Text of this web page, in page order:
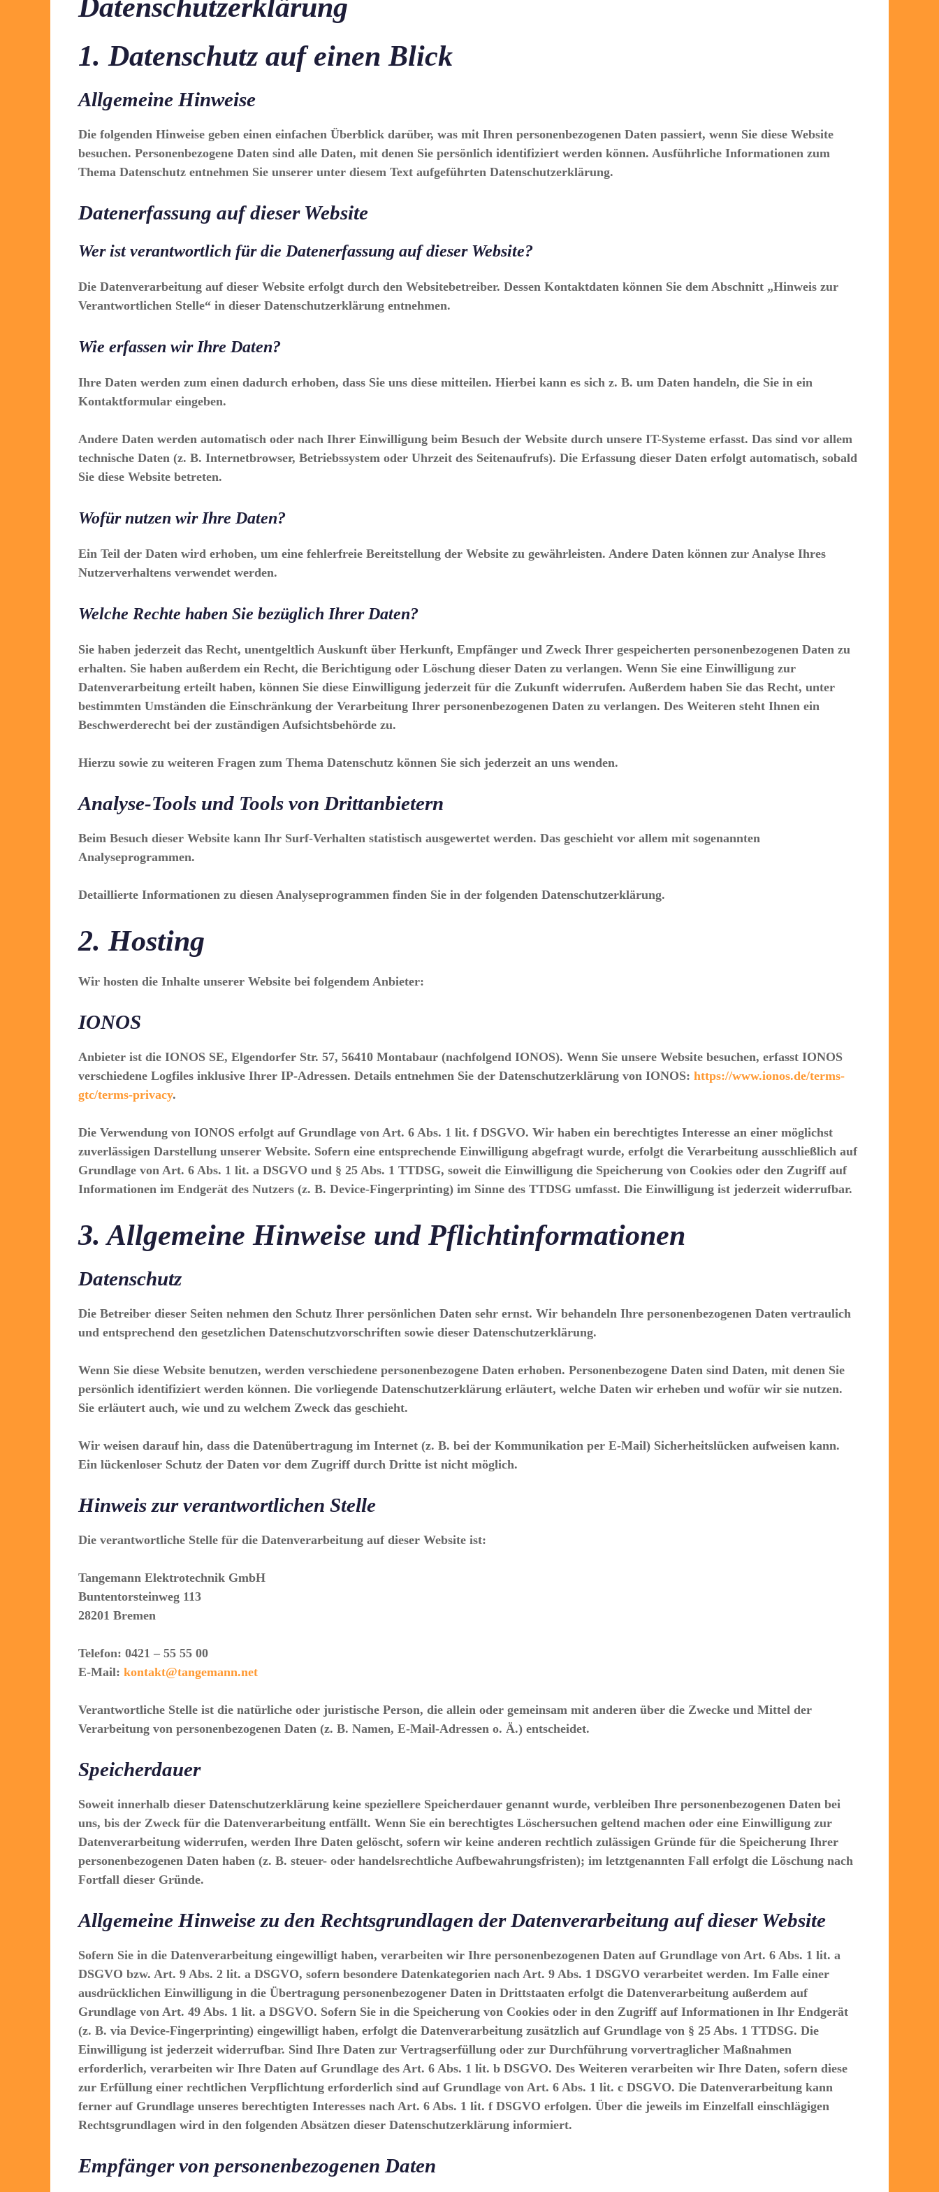
Datenschutz­erklärung
1. Datenschutz auf einen Blick
Allgemeine Hinweise
Die folgenden Hinweise geben einen einfachen Überblick darüber, was mit Ihren personenbezogenen Daten passiert, wenn Sie diese Website
besuchen. Personenbezogene Daten sind alle Daten, mit denen Sie persönlich identifiziert werden können. Ausführliche Informationen zum
Thema Datenschutz entnehmen Sie unserer unter diesem Text aufgeführten Datenschutzerklärung.
Datenerfassung auf dieser Website
Wer ist verantwortlich für die Datenerfassung auf dieser Website?
Die Datenverarbeitung auf dieser Website erfolgt durch den Websitebetreiber. Dessen Kontaktdaten können Sie dem Abschnitt „Hinweis zur
Verantwortlichen Stelle“ in dieser Datenschutzerklärung entnehmen.
Wie erfassen wir Ihre Daten?
Ihre Daten werden zum einen dadurch erhoben, dass Sie uns diese mitteilen. Hierbei kann es sich z. B. um Daten handeln, die Sie in ein
Kontaktformular eingeben.
Andere Daten werden automatisch oder nach Ihrer Einwilligung beim Besuch der Website durch unsere IT-Systeme erfasst. Das sind vor allem
technische Daten (z. B. Internetbrowser, Betriebssystem oder Uhrzeit des Seitenaufrufs). Die Erfassung dieser Daten erfolgt automatisch, sobald
Sie diese Website betreten.
Wofür nutzen wir Ihre Daten?
Ein Teil der Daten wird erhoben, um eine fehlerfreie Bereitstellung der Website zu gewährleisten. Andere Daten können zur Analyse Ihres
Nutzerverhaltens verwendet werden.
Welche Rechte haben Sie bezüglich Ihrer Daten?
Sie haben jederzeit das Recht, unentgeltlich Auskunft über Herkunft, Empfänger und Zweck Ihrer gespeicherten personenbezogenen Daten zu
erhalten. Sie haben außerdem ein Recht, die Berichtigung oder Löschung dieser Daten zu verlangen. Wenn Sie eine Einwilligung zur
Datenverarbeitung erteilt haben, können Sie diese Einwilligung jederzeit für die Zukunft widerrufen. Außerdem haben Sie das Recht, unter
bestimmten Umständen die Einschränkung der Verarbeitung Ihrer personenbezogenen Daten zu verlangen. Des Weiteren steht Ihnen ein
Beschwerderecht bei der zuständigen Aufsichtsbehörde zu.
Hierzu sowie zu weiteren Fragen zum Thema Datenschutz können Sie sich jederzeit an uns wenden.
Analyse-Tools und Tools von Dritt­anbietern
Beim Besuch dieser Website kann Ihr Surf-Verhalten statistisch ausgewertet werden. Das geschieht vor allem mit sogenannten
Analyseprogrammen.
Detaillierte Informationen zu diesen Analyseprogrammen finden Sie in der folgenden Datenschutzerklärung.
2. Hosting
Wir hosten die Inhalte unserer Website bei folgendem Anbieter:
IONOS
Anbieter ist die IONOS SE, Elgendorfer Str. 57, 56410 Montabaur (nachfolgend IONOS). Wenn Sie unsere Website besuchen, erfasst IONOS
verschiedene Logfiles inklusive Ihrer IP-Adressen. Details entnehmen Sie der Datenschutzerklärung von IONOS: https://www.ionos.de/terms-
gtc/terms-privacy.
Die Verwendung von IONOS erfolgt auf Grundlage von Art. 6 Abs. 1 lit. f DSGVO. Wir haben ein berechtigtes Interesse an einer möglichst
zuverlässigen Darstellung unserer Website. Sofern eine entsprechende Einwilligung abgefragt wurde, erfolgt die Verarbeitung ausschließlich auf
Grundlage von Art. 6 Abs. 1 lit. a DSGVO und § 25 Abs. 1 TTDSG, soweit die Einwilligung die Speicherung von Cookies oder den Zugriff auf
Informationen im Endgerät des Nutzers (z. B. Device-Fingerprinting) im Sinne des TTDSG umfasst. Die Einwilligung ist jederzeit widerrufbar.
3. Allgemeine Hinweise und Pflicht­informationen
Datenschutz
Die Betreiber dieser Seiten nehmen den Schutz Ihrer persönlichen Daten sehr ernst. Wir behandeln Ihre personenbezogenen Daten vertraulich
und entsprechend den gesetzlichen Datenschutzvorschriften sowie dieser Datenschutzerklärung.
Wenn Sie diese Website benutzen, werden verschiedene personenbezogene Daten erhoben. Personenbezogene Daten sind Daten, mit denen Sie
persönlich identifiziert werden können. Die vorliegende Datenschutzerklärung erläutert, welche Daten wir erheben und wofür wir sie nutzen.
Sie erläutert auch, wie und zu welchem Zweck das geschieht.
Wir weisen darauf hin, dass die Datenübertragung im Internet (z. B. bei der Kommunikation per E-Mail) Sicherheitslücken aufweisen kann.
Ein lückenloser Schutz der Daten vor dem Zugriff durch Dritte ist nicht möglich.
Hinweis zur verantwortlichen Stelle
Die verantwortliche Stelle für die Datenverarbeitung auf dieser Website ist:
Tangemann Elektrotechnik GmbH
Buntentorsteinweg 113
28201 Bremen
Telefon: 0421 – 55 55 00
E-Mail: kontakt@tangemann.net
Verantwortliche Stelle ist die natürliche oder juristische Person, die allein oder gemeinsam mit anderen über die Zwecke und Mittel der
Verarbeitung von personenbezogenen Daten (z. B. Namen, E-Mail-Adressen o. Ä.) entscheidet.
Speicherdauer
Soweit innerhalb dieser Datenschutzerklärung keine speziellere Speicherdauer genannt wurde, verbleiben Ihre personenbezogenen Daten bei
uns, bis der Zweck für die Datenverarbeitung entfällt. Wenn Sie ein berechtigtes Löschersuchen geltend machen oder eine Einwilligung zur
Datenverarbeitung widerrufen, werden Ihre Daten gelöscht, sofern wir keine anderen rechtlich zulässigen Gründe für die Speicherung Ihrer
personenbezogenen Daten haben (z. B. steuer- oder handelsrechtliche Aufbewahrungsfristen); im letztgenannten Fall erfolgt die Löschung nach
Fortfall dieser Gründe.
Allgemeine Hinweise zu den Rechtsgrundlagen der Datenverarbeitung auf dieser Website
Sofern Sie in die Datenverarbeitung eingewilligt haben, verarbeiten wir Ihre personenbezogenen Daten auf Grundlage von Art. 6 Abs. 1 lit. a
DSGVO bzw. Art. 9 Abs. 2 lit. a DSGVO, sofern besondere Datenkategorien nach Art. 9 Abs. 1 DSGVO verarbeitet werden. Im Falle einer
ausdrücklichen Einwilligung in die Übertragung personenbezogener Daten in Drittstaaten erfolgt die Datenverarbeitung außerdem auf
Grundlage von Art. 49 Abs. 1 lit. a DSGVO. Sofern Sie in die Speicherung von Cookies oder in den Zugriff auf Informationen in Ihr Endgerät
(z. B. via Device-Fingerprinting) eingewilligt haben, erfolgt die Datenverarbeitung zusätzlich auf Grundlage von § 25 Abs. 1 TTDSG. Die
Einwilligung ist jederzeit widerrufbar. Sind Ihre Daten zur Vertragserfüllung oder zur Durchführung vorvertraglicher Maßnahmen
erforderlich, verarbeiten wir Ihre Daten auf Grundlage des Art. 6 Abs. 1 lit. b DSGVO. Des Weiteren verarbeiten wir Ihre Daten, sofern diese
zur Erfüllung einer rechtlichen Verpflichtung erforderlich sind auf Grundlage von Art. 6 Abs. 1 lit. c DSGVO. Die Datenverarbeitung kann
ferner auf Grundlage unseres berechtigten Interesses nach Art. 6 Abs. 1 lit. f DSGVO erfolgen. Über die jeweils im Einzelfall einschlägigen
Rechtsgrundlagen wird in den folgenden Absätzen dieser Datenschutzerklärung informiert.
Empfänger von personenbezogenen Daten